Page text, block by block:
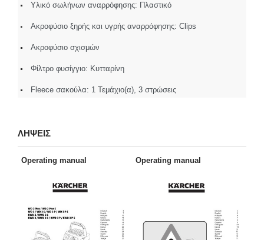
Υλικό σωλήνων αναρρόφησης: Πλαστικό
Ακροφύσιο ξηρής και υγρής αναρρόφησης: Clips
Ακροφύσιο σχισμών
Φίλτρο φυσίγγιο: Κυτταρίνη
Fleece σακούλα: 1 Τεμάχιο(α), 3 στρώσεις
ΛΗΨΕΙΣ
Operating manual Operating manual